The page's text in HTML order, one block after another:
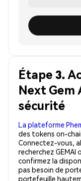
Étape 3.
Next Gem
sécurité
La plateforme
des tokens on-
Connectez-vous,
recherchez
confirmez la
pas besoin de
portefeuille